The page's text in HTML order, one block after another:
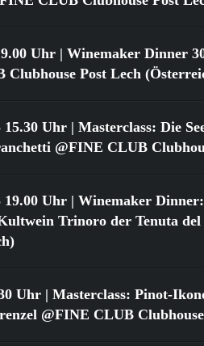
Uhr | Winemaker Dinner
Post Lech
15.30 Uhr | Masterclass: Die
@FINE CLUB
19.00 Uhr | Winemaker
Trinoro der Tenuta
Uhr | Masterclass: Pinot-
@FINE CLUB